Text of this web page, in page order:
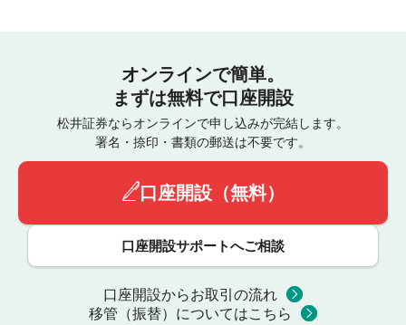
オンラインで簡単。
まずは無料で口座開設
松井証券ならオンラインで申し込みが完結します。
署名・捺印・書類の郵送は不要です。
口座開設（無料）
口座開設サポートへご相談
口座開設からお取引の流れ
移管（振替）についてはこちら